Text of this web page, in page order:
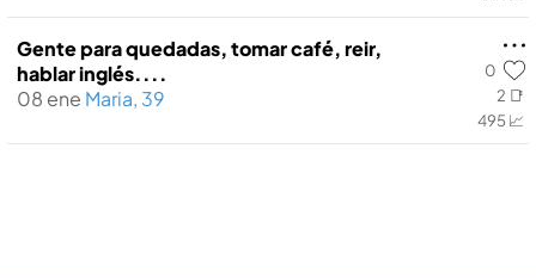
0
2 📑
495 📈
Gente para quedadas, tomar café, reir,
hablar inglés....
08 ene Maria, 39